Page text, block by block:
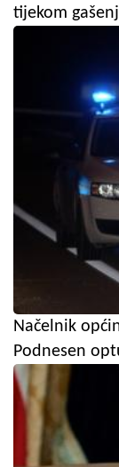
tijekom
Načelnik
Podnesen